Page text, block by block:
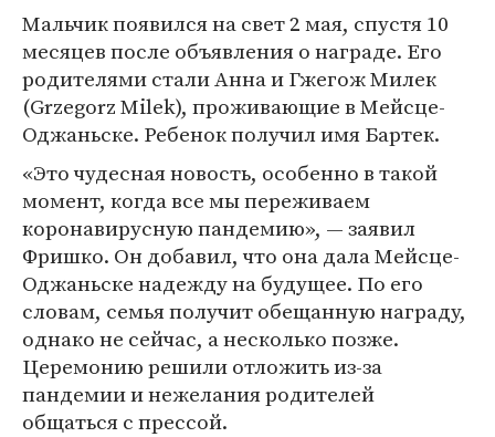
Мальчик появился на свет 2 мая, спустя 10
месяцев после объявления о награде. Его
родителями стали Анна и Гжегож Милек
(Grzegorz Milek), проживающие в Мейсце-
Оджаньске. Ребенок получил имя Бартек.
«Это чудесная новость, особенно в такой
момент, когда все мы переживаем
коронавирусную пандемию», — заявил
Фришко. Он добавил, что она дала Мейсце-
Оджаньске надежду на будущее. По его
словам, семья получит обещанную награду,
однако не сейчас, а несколько позже.
Церемонию решили отложить из-за
пандемии и нежелания родителей
общаться с прессой.